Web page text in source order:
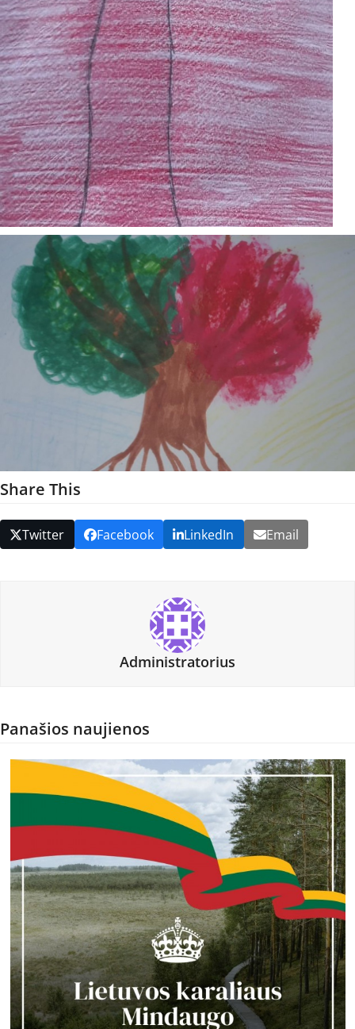
Share This
Twitter Facebook LinkedIn Email
Administratorius
Panašios naujienos